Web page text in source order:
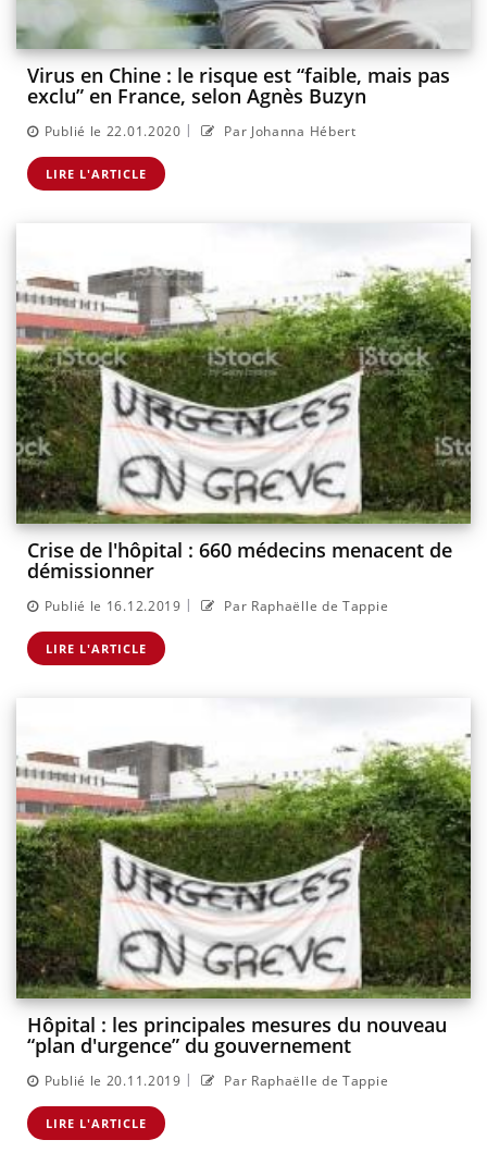
Virus en Chine : le risque est “faible, mais pas
exclu” en France, selon Agnès Buzyn
Publié le 22.01.2020 | Par Johanna Hébert
LIRE L'ARTICLE
Crise de l'hôpital : 660 médecins menacent de
démissionner
Publié le 16.12.2019 | Par Raphaëlle de Tappie
LIRE L'ARTICLE
Hôpital : les principales mesures du nouveau
“plan d'urgence” du gouvernement
Publié le 20.11.2019 | Par Raphaëlle de Tappie
LIRE L'ARTICLE